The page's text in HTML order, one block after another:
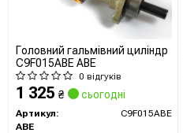
Головний гальмівний циліндр
C9F015ABE ABE
0 відгуків
1 325 ₴ сьогодні
Артикул:
C9F015ABE
ABE